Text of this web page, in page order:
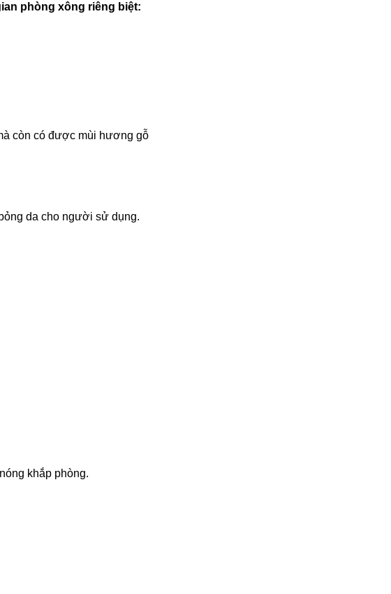
phòng xông riêng biệt:
còn có được mùi hương gỗ
da cho người sử dụng.
khắp phòng.